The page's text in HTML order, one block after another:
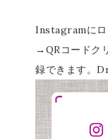
Instagramにロ
→QRコードク
録できます。